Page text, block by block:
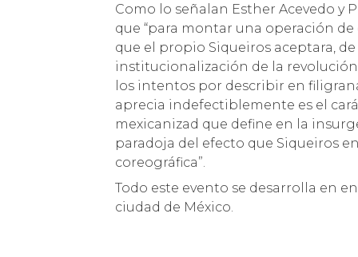
Como lo señalan Esther Acevedo y
que “para montar una operación
que el propio Siqueiros aceptara,
institucionalización de la
los intentos por describir en
aprecia indefectiblemente es el
mexicanizad que define en la
paradoja del efecto que Siqueiros
coreográfica”.
Todo este evento se desarrolla en
ciudad de México.